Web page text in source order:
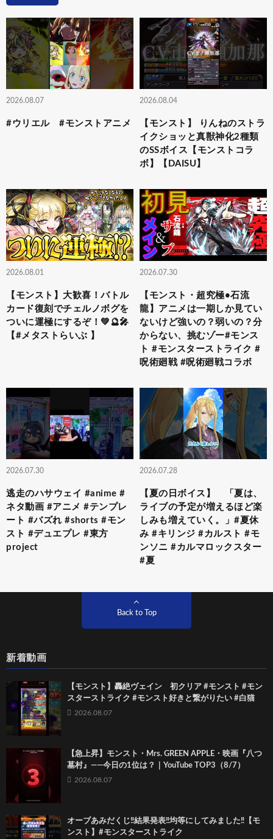
2026.08.07
#ウリエル #モンストアニメ
2026.08.04
【モンスト】 りんねのストラ
イクショッと真獣神化2種類
のSSボイス【モンストコラ
ボ】【DAISU】
2026.08.01
【モンスト】大歓喜！バトル
カード復刻でチェルノボグを
ついに運極にするぞ！💚🔮🎤
【#メタストらいぶ 】
2026.07.30
【モンスト・超究極•石流
龍】アニメは一期しか見てい
ないけど強いの？弱いの？分
からない、挑むゾー#モンス
ト #モンスターストライク #
呪術廻戦 #呪術廻戦コラボ
2026.07.30
逃走のハサウェイ #anime #
ネタ動画 #アニメ #テンプレ
ート #バズれ #shorts #モン
スト #デュエプレ #東方
project
2026.07.28
【夏の日ボイス】 「夏は、
ライブの予定が増えるほど楽
しみも増えていく。」#夏休
み #キリンジ #カルスト #モ
ンソニ #カルマロックスター
#夏
Back to Top
新着動画
【モンスト】轟絶ヴェイン 初クリア #モンスト #モン
スターストライク #モンスト好きと繋がりたい #白猫
2026.08.07
【急上昇】モンスト・Mrs. GREEN APPLE・映画『八つ
墓村』――今日の1位は？｜YouTube TOP3（8/7）
2026.08.07
オーブあみだくじ‼️結果発表‼️均等にしてみました‼️【モ
ンスト】#モンスターストライク